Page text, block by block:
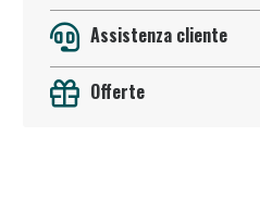
Assistenza cliente
Offerte